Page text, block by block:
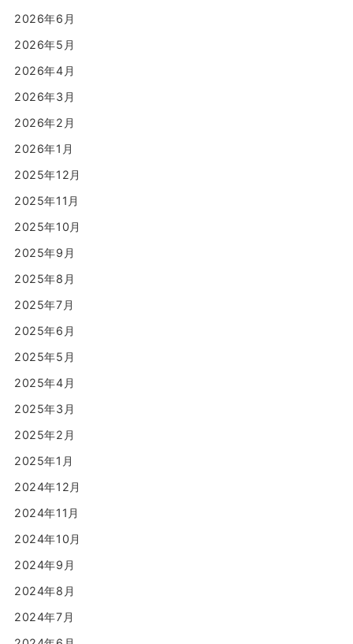
2026年6月
2026年5月
2026年4月
2026年3月
2026年2月
2026年1月
2025年12月
2025年11月
2025年10月
2025年9月
2025年8月
2025年7月
2025年6月
2025年5月
2025年4月
2025年3月
2025年2月
2025年1月
2024年12月
2024年11月
2024年10月
2024年9月
2024年8月
2024年7月